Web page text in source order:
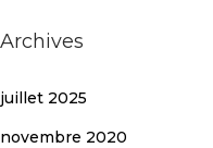
Archives
juillet 2025
novembre 2020